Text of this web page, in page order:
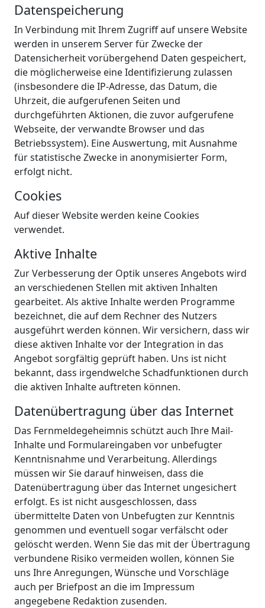
Datenspeicherung
In Verbindung mit Ihrem Zugriff auf unsere Website
werden in unserem Server für Zwecke der
Datensicherheit vorübergehend Daten gespeichert,
die möglicherweise eine Identifizierung zulassen
(insbesondere die IP-Adresse, das Datum, die
Uhrzeit, die aufgerufenen Seiten und
durchgeführten Aktionen, die zuvor aufgerufene
Webseite, der verwandte Browser und das
Betriebssystem). Eine Auswertung, mit Ausnahme
für statistische Zwecke in anonymisierter Form,
erfolgt nicht.
Cookies
Auf dieser Website werden keine Cookies
verwendet.
Aktive Inhalte
Zur Verbesserung der Optik unseres Angebots wird
an verschiedenen Stellen mit aktiven Inhalten
gearbeitet. Als aktive Inhalte werden Programme
bezeichnet, die auf dem Rechner des Nutzers
ausgeführt werden können. Wir versichern, dass wir
diese aktiven Inhalte vor der Integration in das
Angebot sorgfältig geprüft haben. Uns ist nicht
bekannt, dass irgendwelche Schadfunktionen durch
die aktiven Inhalte auftreten können.
Datenübertragung über das Internet
Das Fernmeldegeheimnis schützt auch Ihre Mail-
Inhalte und Formulareingaben vor unbefugter
Kenntnisnahme und Verarbeitung. Allerdings
müssen wir Sie darauf hinweisen, dass die
Datenübertragung über das Internet ungesichert
erfolgt. Es ist nicht ausgeschlossen, dass
übermittelte Daten von Unbefugten zur Kenntnis
genommen und eventuell sogar verfälscht oder
gelöscht werden. Wenn Sie das mit der Übertragung
verbundene Risiko vermeiden wollen, können Sie
uns Ihre Anregungen, Wünsche und Vorschläge
auch per Briefpost an die im Impressum
angegebene Redaktion zusenden.